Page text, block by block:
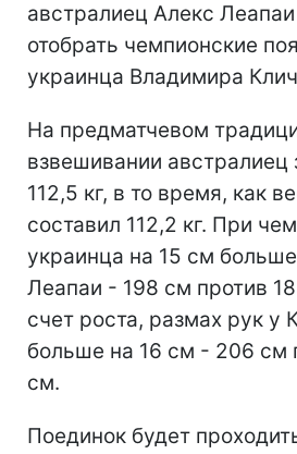
австралиец Алекс
отобрать чемпионские
украинца Владимира
На предматчевом
взвешивании австралиец
112,5 кг, в то время, как
составил 112,2 кг. При
украинца на 15 см
Леапаи - 198 см против
счет роста, размах рук у
больше на 16 см - 206 см
см.
Поединок будет